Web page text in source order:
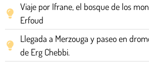
Viaje por Ifrane, el bosque de los
Erfoud
Llegada a Merzouga y paseo en
de Erg Chebbi.